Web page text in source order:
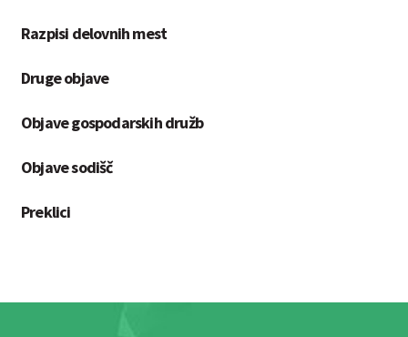
Razpisi delovnih mest
Druge objave
Objave gospodarskih družb
Objave sodišč
Preklici